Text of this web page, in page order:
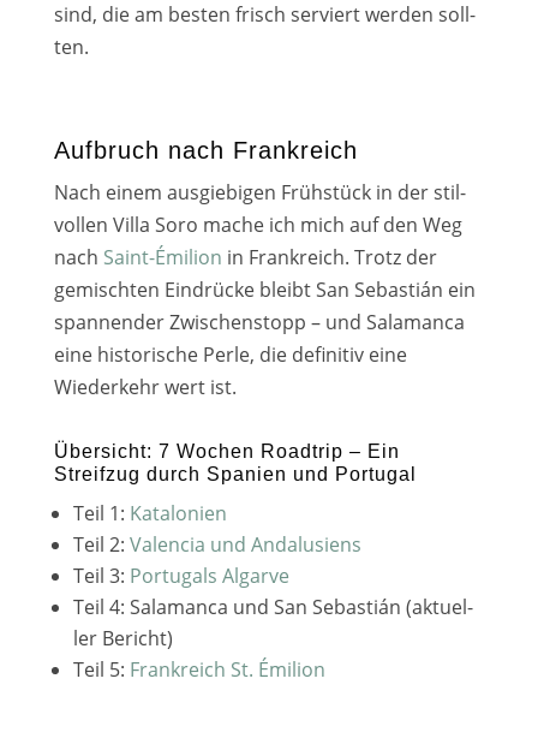
sind, die am bes­ten frisch ser­viert wer­den soll­
ten.
Aufbruch nach Frankreich
Nach einem aus­gie­bi­gen Frühstück in der stil­
vol­len Villa Soro mache ich mich auf den Weg
nach Saint-Émilion in Frankreich. Trotz der
gemisch­ten Eindrücke bleibt San Sebastián ein
span­nen­der Zwischenstopp – und Salamanca
eine his­to­ri­sche Perle, die defi­ni­tiv eine
Wiederkehr wert ist.
Übersicht: 7 Wochen Roadtrip – Ein
Streifzug durch Spanien und Portugal
Teil 1: Katalonien
Teil 2: Valencia und Andalusiens
Teil 3: Portugals Algarve
Teil 4: Salamanca und San Sebastián (aktu­el­
ler Bericht)
Teil 5: Frankreich St. Émilion